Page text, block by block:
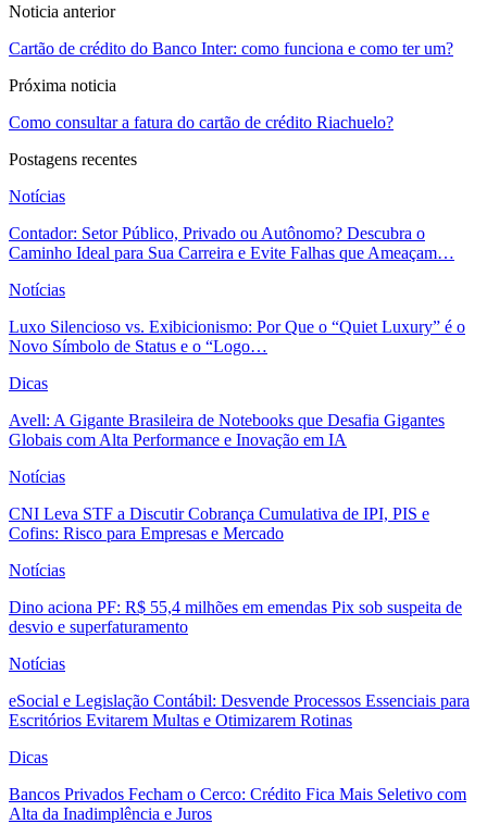
Noticia anterior
Cartão de crédito do Banco Inter: como funciona e como ter um?
Próxima noticia
Como consultar a fatura do cartão de crédito Riachuelo?
Postagens recentes
Notícias
Contador: Setor Público, Privado ou Autônomo? Descubra o
Caminho Ideal para Sua Carreira e Evite Falhas que Ameaçam…
Notícias
Luxo Silencioso vs. Exibicionismo: Por Que o “Quiet Luxury” é o
Novo Símbolo de Status e o “Logo…
Dicas
Avell: A Gigante Brasileira de Notebooks que Desafia Gigantes
Globais com Alta Performance e Inovação em IA
Notícias
CNI Leva STF a Discutir Cobrança Cumulativa de IPI, PIS e
Cofins: Risco para Empresas e Mercado
Notícias
Dino aciona PF: R$ 55,4 milhões em emendas Pix sob suspeita de
desvio e superfaturamento
Notícias
eSocial e Legislação Contábil: Desvende Processos Essenciais para
Escritórios Evitarem Multas e Otimizarem Rotinas
Dicas
Bancos Privados Fecham o Cerco: Crédito Fica Mais Seletivo com
Alta da Inadimplência e Juros